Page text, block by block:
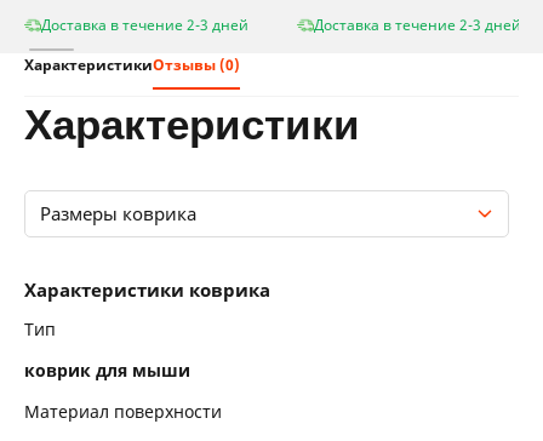
Доставка в течение 2-3 дней
Доставка в течение 2-3 дней
ХарактеристикиОтзывы (0)
характеристики
Размеры коврика
Размеры коврика
Характеристики коврика
Тип
коврик для мыши
Материал поверхности